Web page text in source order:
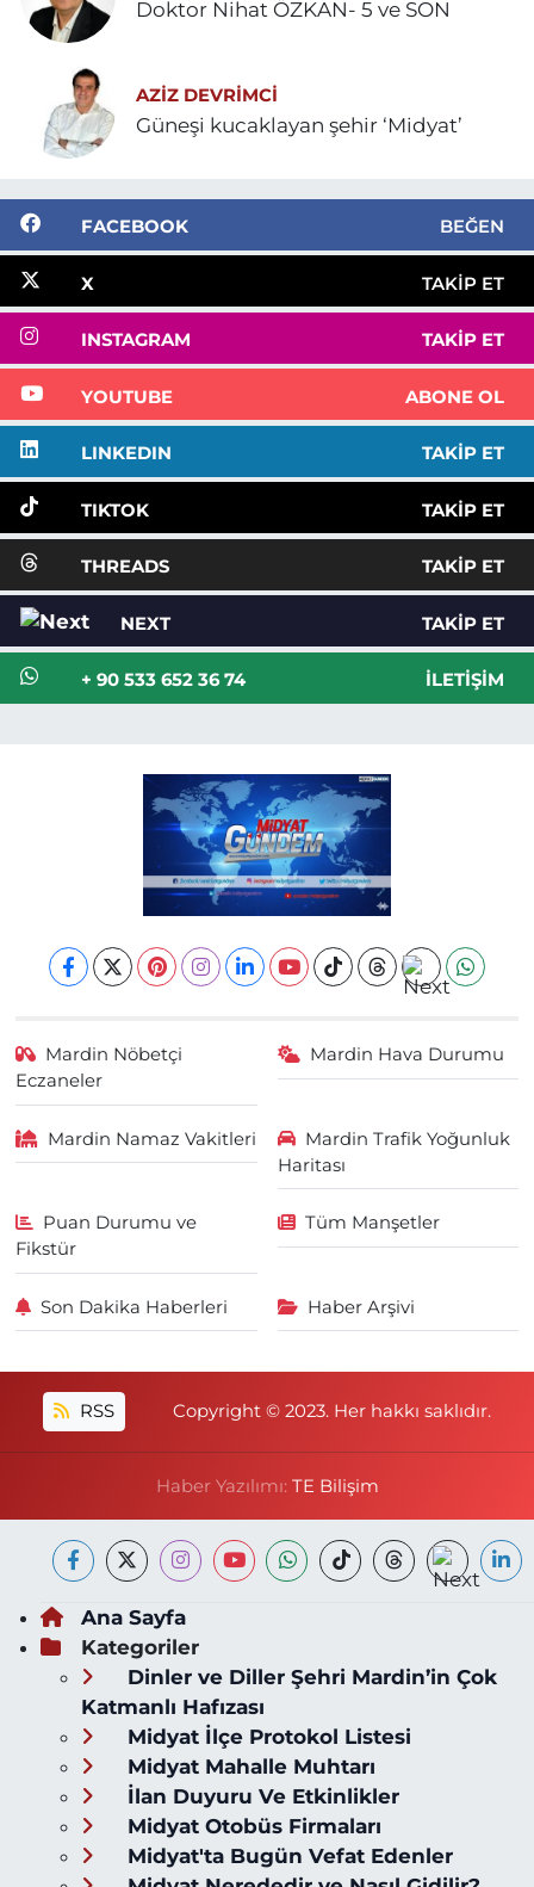
Doktor Nihat ÖZKAN- 5 ve SON
AZIZ DEVRIMCI
Güneşi kucaklayan şehir ‘Midyat’
FACEBOOK BEĞEN
X TAKIP ET
INSTAGRAM TAKIP ET
YOUTUBE ABONE OL
LINKEDIN TAKIP ET
TIKTOK TAKIP ET
THREADS TAKIP ET
NEXT TAKIP ET
+ 90 533 652 36 74 İLETIŞIM
Mardin Nöbetçi
Eczaneler
Mardin Hava Durumu
Mardin Namaz Vakitleri
Mardin Trafik Yoğunluk
Haritası
Puan Durumu ve
Fikstür
Tüm Manşetler
Son Dakika Haberleri Haber Arşivi
RSS Copyright © 2023. Her hakkı saklıdır.
Haber Yazılımı: TE Bilişim
Ana Sayfa
Kategoriler
Dinler ve Diller Şehri Mardin’in Çok
Katmanlı Hafızası
Midyat İlçe Protokol Listesi
Midyat Mahalle Muhtarı
İlan Duyuru Ve Etkinlikler
Midyat Otobüs Firmaları
Midyat'ta Bugün Vefat Edenler